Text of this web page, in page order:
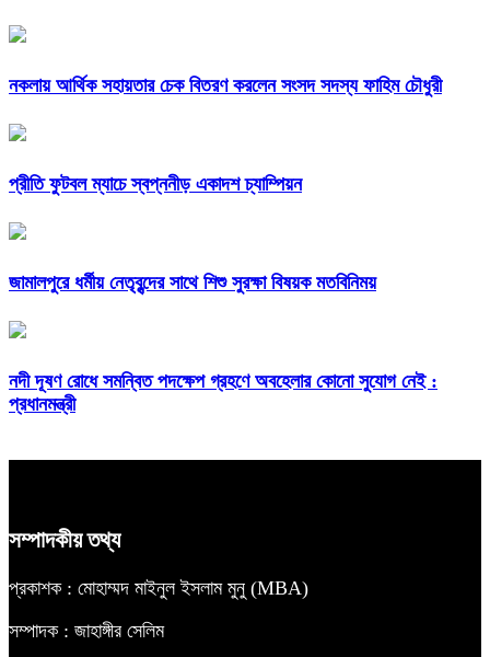
নকলায় আর্থিক সহায়তার চেক বিতরণ করলেন সংসদ সদস্য ফাহিম চৌধুরী
প্রীতি ফুটবল ম্যাচে স্বপ্ননীড় একাদশ চ্যাম্পিয়ন
জামালপুরে ধর্মীয় নেতৃবৃন্দের সাথে শিশু সুরক্ষা বিষয়ক মতবিনিময়
নদী দূষণ রোধে সমন্বিত পদক্ষেপ গ্রহণে অবহেলার কোনো সুযোগ নেই :
প্রধানমন্ত্রী
সম্পাদকীয় তথ্য
প্রকাশক : মোহাম্মদ মাইনুল ইসলাম মুনু (MBA)
সম্পাদক : জাহাঙ্গীর সেলিম